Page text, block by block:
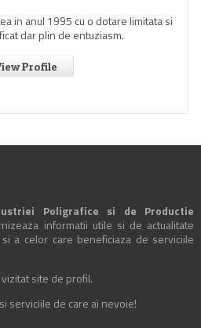
in anul 1995 cu o dotare limitata si
dar plin de entuziasm.
Profile
Poligrafice si de Productie
informatii utile si de actualitate
a celor care beneficiaza de serviciile
site de profil.
serviciile de care ai nevoie!